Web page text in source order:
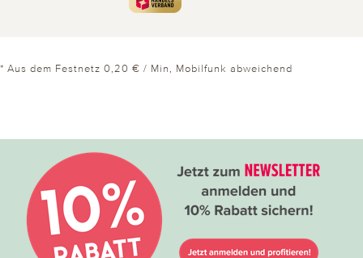
* Aus dem Festnetz 0,20 € / Min, Mobilfunk abweichend